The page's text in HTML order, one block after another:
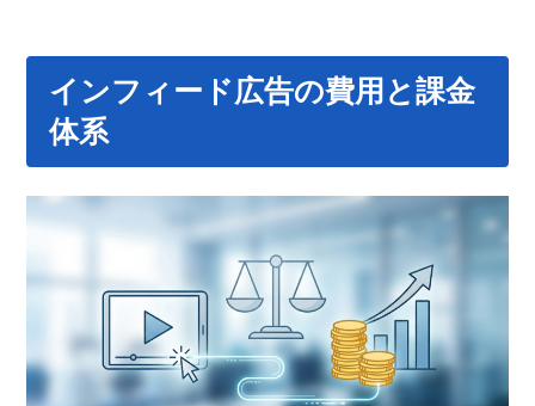
インフィード広告の費用と課金
体系